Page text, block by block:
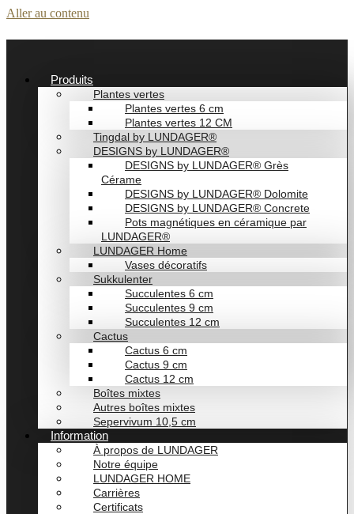
Aller au contenu
Produits
Plantes vertes
Plantes vertes 6 cm
Plantes vertes 12 CM
Tingdal by LUNDAGER®
DESIGNS by LUNDAGER®
DESIGNS by LUNDAGER® Grès
Cérame
DESIGNS by LUNDAGER® Dolomite
DESIGNS by LUNDAGER® Concrete
Pots magnétiques en céramique par
LUNDAGER®
LUNDAGER Home
Vases décoratifs
Sukkulenter
Succulentes 6 cm
Succulentes 9 cm
Succulentes 12 cm
Cactus
Cactus 6 cm
Cactus 9 cm
Cactus 12 cm
Boîtes mixtes
Autres boîtes mixtes
Sepervivum 10,5 cm
Information
À propos de LUNDAGER
Notre équipe
LUNDAGER HOME
Carrières
Certificats